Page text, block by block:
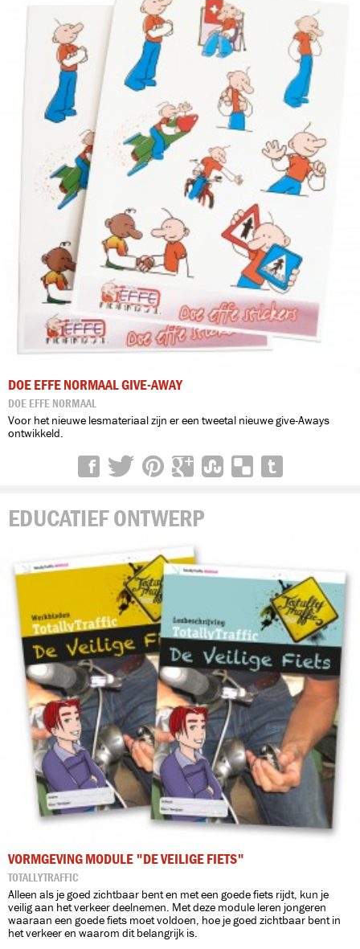
DOE EFFE NORMAAL GIVE-AWAY
DOE EFFE NORMAAL
Voor het nieuwe lesmateriaal zijn er een tweetal nieuwe give-Aways
ontwikkeld.
EDUCATIEF ONTWERP
VORMGEVING MODULE "DE VEILIGE FIETS"
TOTALLYTRAFFIC
Alleen als je goed zichtbaar bent en met een goede fiets rijdt, kun je
veilig aan het verkeer deelnemen. Met deze module leren jongeren
waaraan een goede fiets moet voldoen, hoe je goed zichtbaar bent in
het verkeer en waarom dit belangrijk is.